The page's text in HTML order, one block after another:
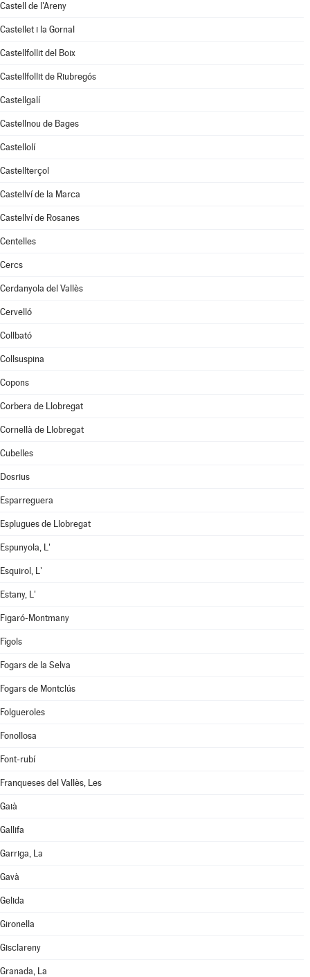
Castell de l'Areny
Castellet i la Gornal
Castellfollit del Boix
Castellfollit de Riubregós
Castellgalí
Castellnou de Bages
Castellolí
Castellterçol
Castellví de la Marca
Castellví de Rosanes
Centelles
Cercs
Cerdanyola del Vallès
Cervelló
Collbató
Collsuspina
Copons
Corbera de Llobregat
Cornellà de Llobregat
Cubelles
Dosrius
Esparreguera
Esplugues de Llobregat
Espunyola, L'
Esquirol, L'
Estany, L'
Figaró-Montmany
Fígols
Fogars de la Selva
Fogars de Montclús
Folgueroles
Fonollosa
Font-rubí
Franqueses del Vallès, Les
Gaià
Gallifa
Garriga, La
Gavà
Gelida
Gironella
Gisclareny
Granada, La